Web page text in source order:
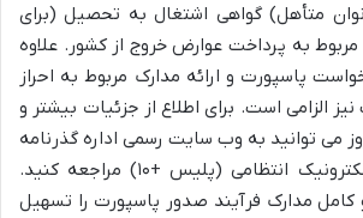
متأهل) گواهی اشتغال به تحصیل (برای
به پرداخت عوارض خروج از کشور. علاوه
پاسپورت و ارائه مدارک مربوط به احراز
الزامی است. برای اطلاع از جزئیات بیشتر و
می توانید به وب سایت رسمی اداره گذرنامه
و یا دفاتر خدمات الکترونیک انتظامی (پلیس +۱۰) مراجعه کنید.
کامل مدارک فرآیند صدور پاسپورت را تسهیل